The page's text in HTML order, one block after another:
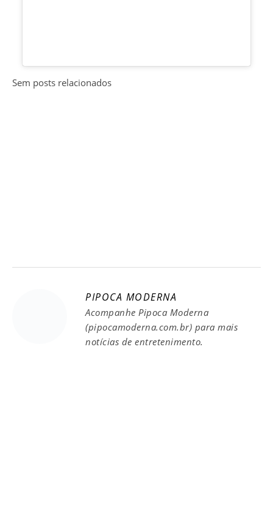
Sem posts relacionados
PIPOCA MODERNA
Acompanhe Pipoca Moderna
(pipocamoderna.com.br) para mais
notícias de entretenimento.